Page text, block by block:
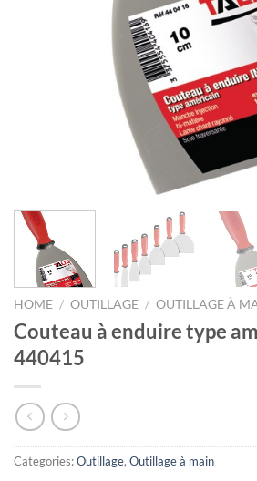
HOME / OUTILLAGE / OUTILLAGE À
Couteau à enduire type
440415
Categories:Outillage, Outillage à main